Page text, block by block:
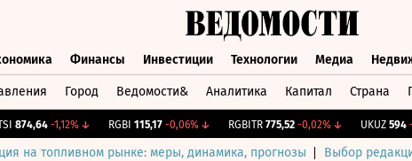
Финансы Инвестиции Технологии Медиа
Город Ведомости& Аналитика Капитал Страна
874,64 -1,12%↓ RGBI 115,17 -0,06%↓ RGBITR 775,52 -0,02%↓ UKUZ 594 -
на топливном рынке: меры, динамика, прогнозы Выбор